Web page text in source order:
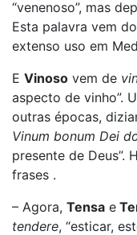
“venenoso”, mas
Esta palavra vem
extenso uso em
E Vinoso vem de
aspecto de vinho”.
outras épocas,
Vinum bonum Dei
presente de Deus”.
frases .
– Agora, Tensa e
tendere, “esticar,